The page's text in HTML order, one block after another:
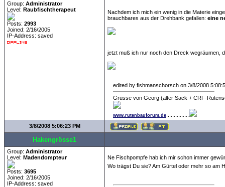
Group: Administrator
Level: Raubfischtherapeut
Posts: 2993
Joined: 2/16/2005
IP-Address: saved
Nachdem ich mich ein wenig in die Materie
brauchbares aus der Drehbank gefallen: eine
jetzt muß ich nur noch den Dreck wegräumen,
edited by fishmanschorsch on 3/8/2008
Grüsse von Georg (alter Sack + CRF-
www.rutenbauforum.de
3/8/2008 5:06:23 PM
Hakengrösse1
Group: Administrator
Level: Madendompteur
Posts: 3695
Joined: 2/16/2005
IP-Address: saved
Ne Fischpompfe hab ich mir schon immer
Wo trägst Du sie? Am Gürtel oder mehr so am